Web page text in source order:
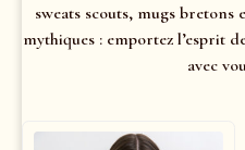
sweats scouts, mugs bretons
mythiques : emportez l’esprit
avec